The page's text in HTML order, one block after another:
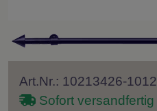
Art.Nr.: 10213426-
Sofort versandfertig